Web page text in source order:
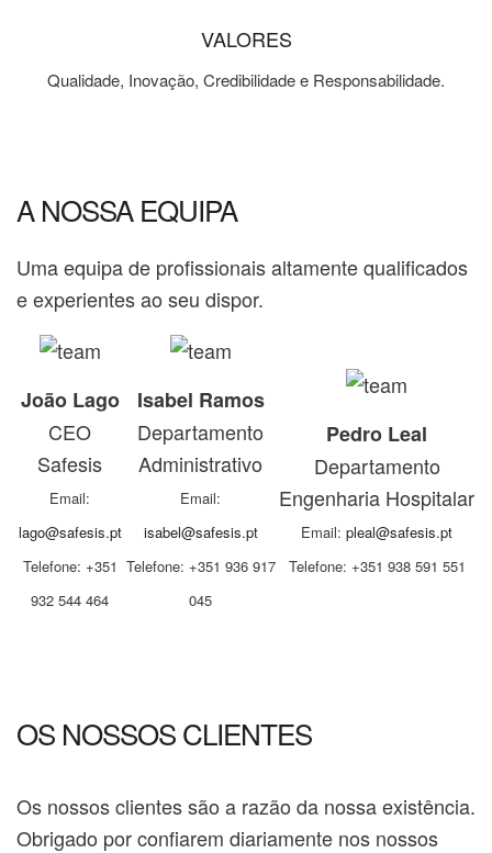
VALORES
Qualidade, Inovação, Credibilidade e Responsabilidade.
A NOSSA EQUIPA
Uma equipa de profissionais altamente qualificados
e experientes ao seu dispor.
João Lago
CEO
Safesis
Email:
lago@safesis.pt
Telefone: +351
932 544 464
Isabel Ramos
Departamento
Administrativo
Email:
isabel@safesis.pt
Telefone: +351 936 917
045
Pedro Leal
Departamento
Engenharia Hospitalar
Email: pleal@safesis.pt
Telefone: +351 938 591 551
OS NOSSOS CLIENTES
Os nossos clientes são a razão da nossa existência.
Obrigado por confiarem diariamente nos nossos